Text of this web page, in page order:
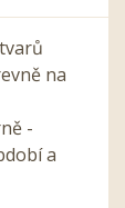
na
-
a